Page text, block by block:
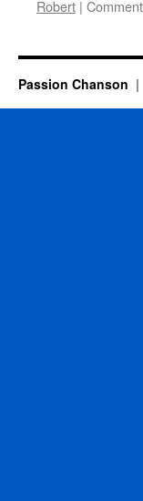
Robert |
Passion Chanson